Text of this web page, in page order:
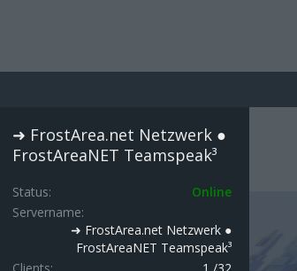
➜ FrostArea.net Netzwerk ●
FrostAreaNET Teamspeak³
Status
Online
Servername
➜ FrostArea.net Netzwerk ●
FrostAreaNET Teamspeak³